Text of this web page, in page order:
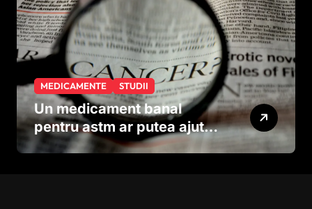
MEDICAMENTE STUDII
Un medicament banal
pentru astm ar putea ajuta
în lupta împotriva